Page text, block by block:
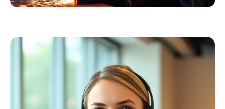
Schweißer
Profiausrüstung
Kollektion ansehen